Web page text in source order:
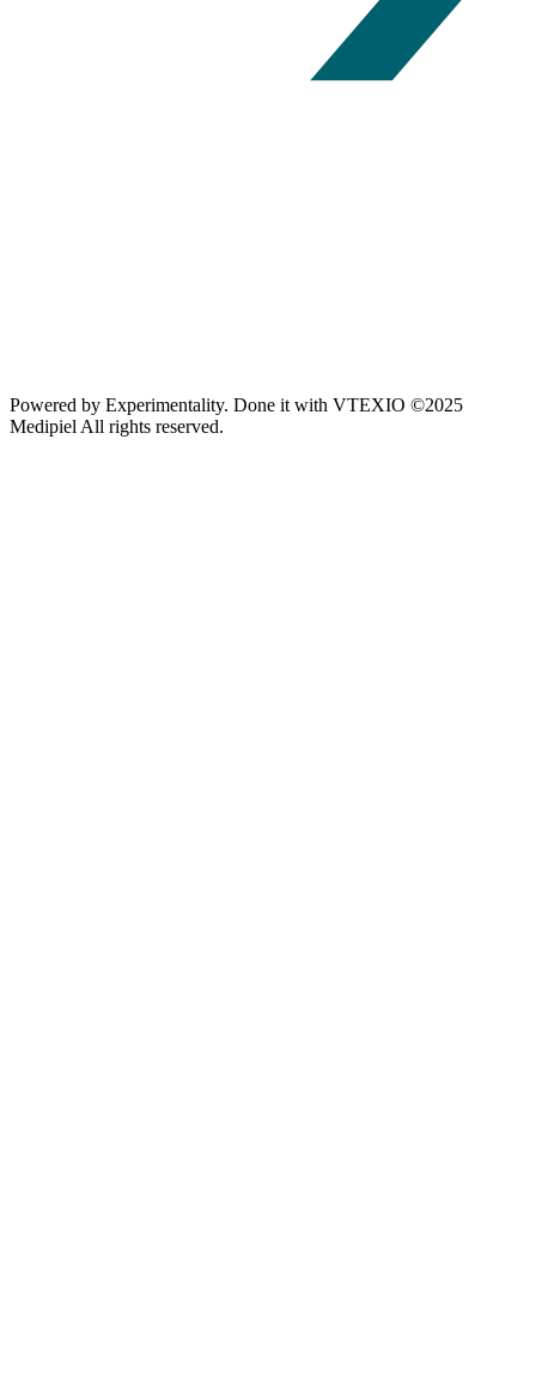
Powered by Experimentality. Done it with VTEXIO ©2025
Medipiel All rights reserved.